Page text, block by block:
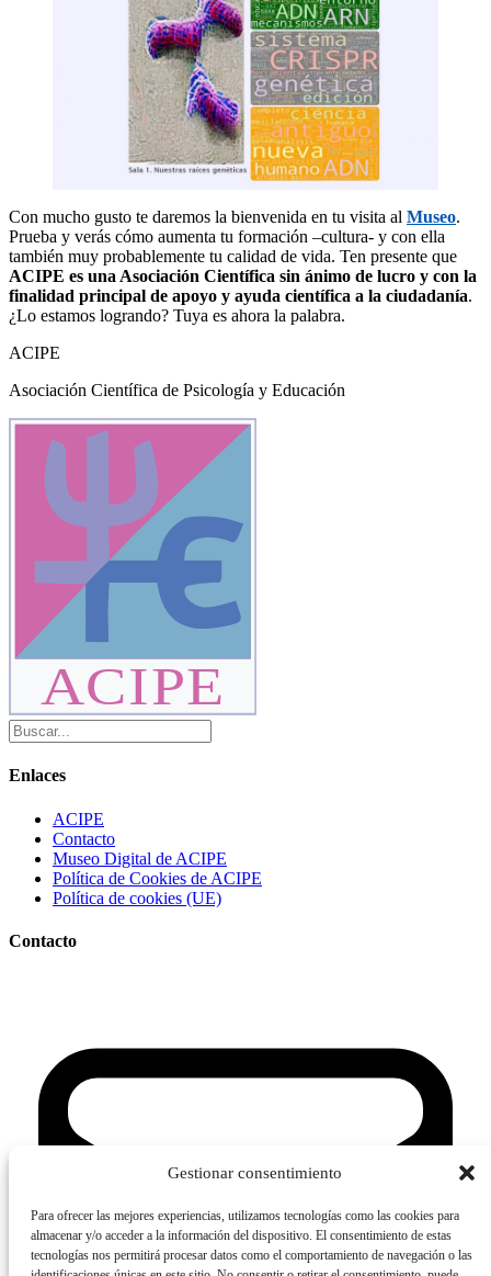
Gestionar consentimiento
Para ofrecer las mejores experiencias, utilizamos tecnologías como las cookies para
almacenar y/o acceder a la información del dispositivo. El consentimiento de estas
tecnologías nos permitirá procesar datos como el comportamiento de navegación o las
Con mucho gusto te daremos la bienvenida en tu visita al Museo.
Prueba y verás cómo aumenta tu formación –cultura- y con ella
también muy probablemente tu calidad de vida. Ten presente que
ACIPE es una Asociación Científica sin ánimo de lucro y con la
finalidad principal de apoyo y ayuda científica a la ciudadanía.
¿Lo estamos logrando? Tuya es ahora la palabra.
ACIPE
Asociación Científica de Psicología y Educación
ACIPE
Enlaces
ACIPE
Contacto
Museo Digital de ACIPE
Política de Cookies de ACIPE
Política de cookies (UE)
Contacto